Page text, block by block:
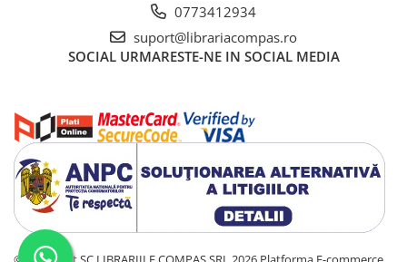
Limbi străine
Gramatică și vocabulare
Papetărie și articole din hârtie
Planificare și agende
Agende datate
Agende nedatate
Agende pentru copii
0773412934
suport@librariacompas.ro
SOCIAL URMARESTE-NE IN SOCIAL MEDIA